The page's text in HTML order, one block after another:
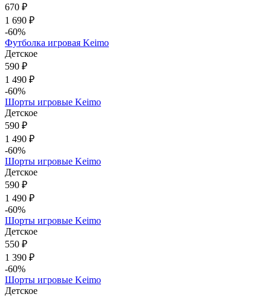
670 ₽
1 690 ₽
-60%
Футболка игровая Keimo
Детское
590 ₽
1 490 ₽
-60%
Шорты игровые Keimo
Детское
590 ₽
1 490 ₽
-60%
Шорты игровые Keimo
Детское
590 ₽
1 490 ₽
-60%
Шорты игровые Keimo
Детское
550 ₽
1 390 ₽
-60%
Шорты игровые Keimo
Детское